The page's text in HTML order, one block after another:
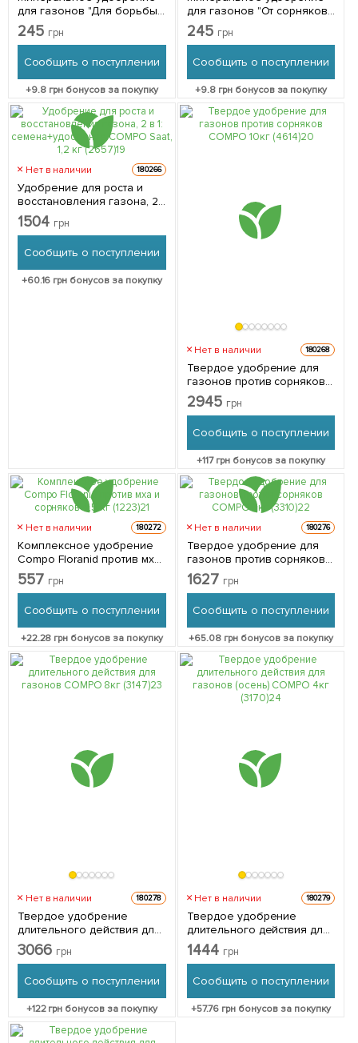
для газонов "Для борьбы
со мхом" ТМ "Agrecol"
(Польша, коробка) 1.2кг
245 грн
Сообщить о поступлении
+9.8 грн бонусов за покупку
для газонов "От сорняков"
ТМ "Agrecol" (Польша,
коробка) 1.2кг
245 грн
Сообщить о поступлении
+9.8грн бонусов за покупку
Нет в наличии 180266
Удобрение для роста и
восстановления газона, 2
в 1: семена+удобрение
COMPO Saat, 1,2 кг (2657)
1504 грн
Сообщить о поступлении
+60.16 грн бонусов за покупку
Нет в наличии 180268
Твердое удобрение для
газонов против сорняков
COMPO 10кг (4614)
2945 грн
Сообщить о поступлении
+117грн бонусов за покупку
Нет в наличии 180272
Комплексное удобрение
Compo Floranid против мха
и сорняков 4,5 кг (1223)
557 грн
Сообщить о поступлении
+22.28 грн бонусов за покупку
Нет в наличии 180276
Твердое удобрение для
газонов против сорняков
COMPO 3кг (3310)
1627 грн
Сообщить о поступлении
+65.08 грн бонусов за покупку
Нет в наличии 180278
Твердое удобрение
длительного действия для
газонов COMPO 8кг (3147)
3066 грн
Сообщить о поступлении
+122грн бонусов за покупку
Нет в наличии 180279
Твердое удобрение
длительного действия для
газонов (осень) COMPO
4кг (3170)
1444 грн
Сообщить о поступлении
+57.76 грн бонусов за покупку